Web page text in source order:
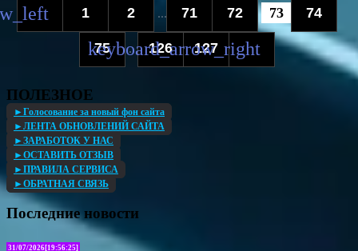
1 2 ... 71 72 73 74
75 ... 126 127
ПОЛЕЗНОЕ
►Голосование за новый фон сайта
►ЛЕНТА ОБНОВЛЕНИЙ САЙТА
►ЗАРАБОТОК У НАС
►ОСТАВИТЬ ОТЗЫВ
►ПРАВИЛА СЕРВИСА
►ОБРАТНАЯ СВЯЗЬ
Последние новости
31/07/2026[19:56:25]